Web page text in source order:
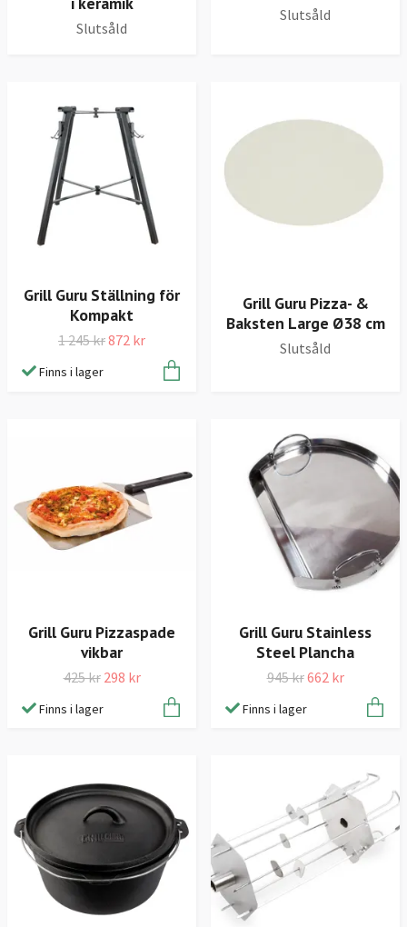
Slutsåld
Slutsåld
Grill Guru Ställning för
Kompakt
1 245 kr872 kr
Finns i lager
Grill Guru Pizza- &
Baksten Large Ø38 cm
Slutsåld
Grill Guru Pizzaspade
vikbar
425 kr 298 kr
Finns i lager
Grill Guru Stainless
Steel Plancha
945 kr662 kr
Finns i lager